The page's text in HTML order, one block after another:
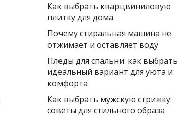
Как выбрать кварцвиниловую
плитку для дома
Почему стиральная машина не
отжимает и оставляет воду
Пледы для спальни: как выбрать
идеальный вариант для уюта и
комфорта
Как выбрать мужскую стрижку:
советы для стильного образа